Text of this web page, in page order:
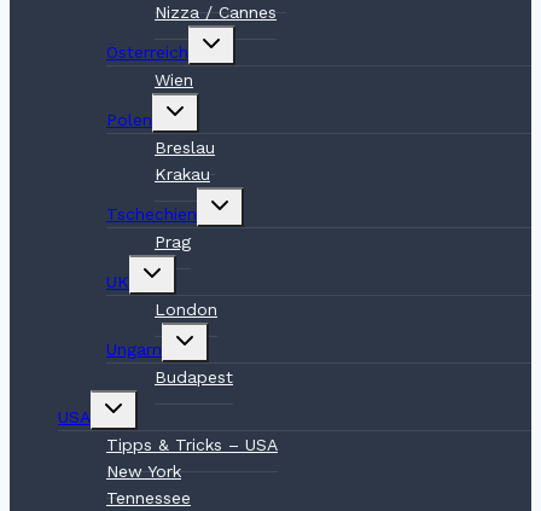
Nizza / Cannes
Österreich
Untermenü
Wien
Polen
Untermenü
Breslau
Krakau
Tschechien
Untermenü
Prag
UK
Untermenü
London
Ungarn
Untermenü
Budapest
USA
Untermenü
Tipps & Tricks – USA
New York
Tennessee